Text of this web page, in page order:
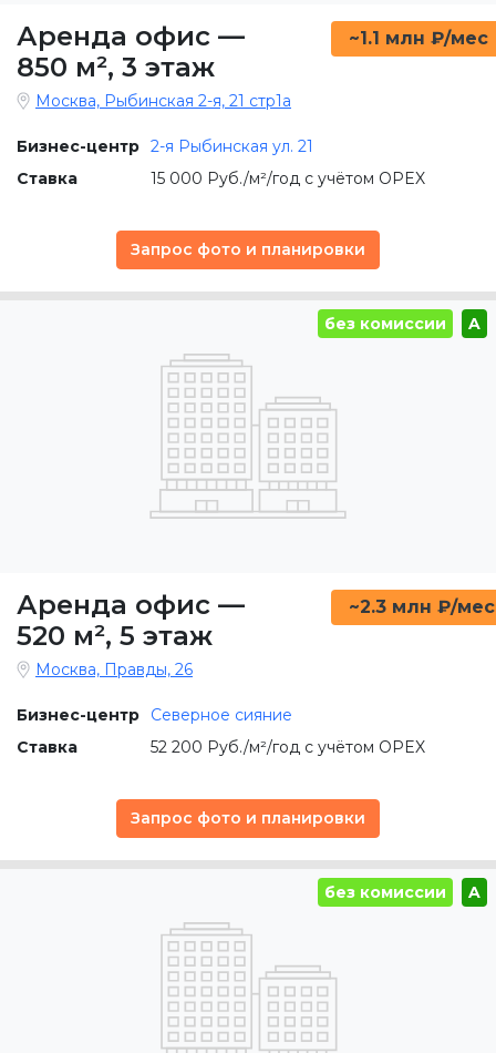
Аренда офис —
850 м², 3 этаж
~1.1 млн ₽/мес
Москва, Рыбинская 2-я, 21 стр1а
Бизнес-центр 2-я Рыбинская ул. 21
Ставка
15 000 Руб./м²/год с учётом OPEX
Запрос фото и планировки
без комиссии A
Аренда офис —
520 м², 5 этаж
~2.3 млн ₽/мес
Москва, Правды, 26
Бизнес-центр
Северное сияние
Ставка
52 200 Руб./м²/год с учётом OPEX
Запрос фото и планировки
без комиссии A